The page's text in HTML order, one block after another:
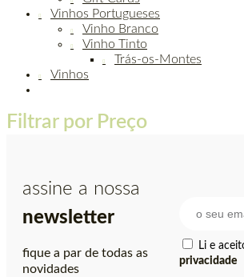
Vinhos Portugueses
Vinho Branco
Vinho Tinto
Trás-os-Montes
Vinhos
Filtrar por Preço
assine a nossa
newsletter
fique a par de todas as
novidades
Li e
privacidade